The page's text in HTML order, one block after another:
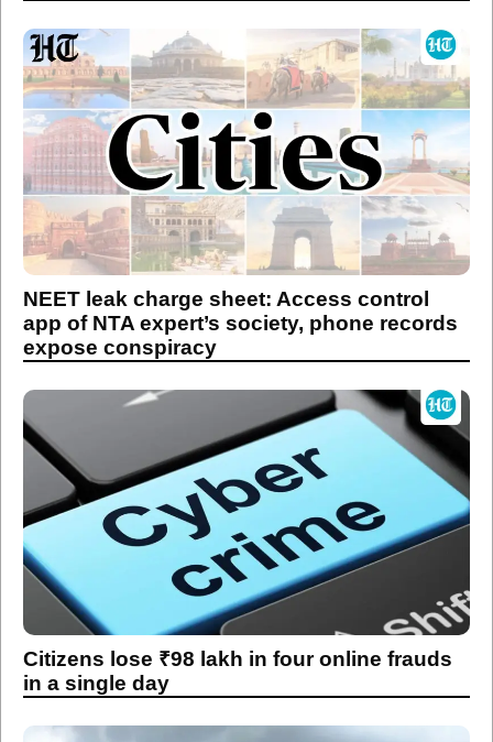
NEET leak charge sheet: Access control
app of NTA expert’s society, phone records
expose conspiracy
Citizens lose ₹98 lakh in four online frauds
in a single day